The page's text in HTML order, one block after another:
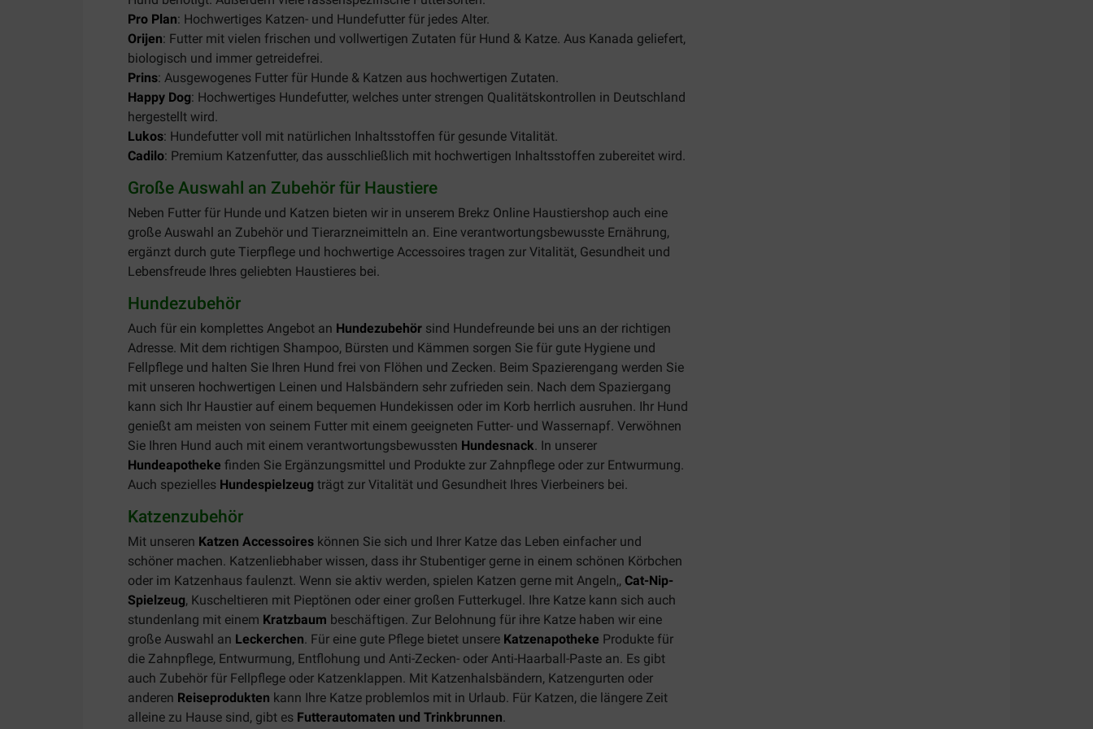
Pro Plan: Hochwertiges Katzen- und Hundefutter für jedes Alter.
Orijen: Futter mit vielen frischen und vollwertigen Zutaten für Hund & Katze. Aus Kanada geliefert,
biologisch und immer getreidefrei.
Prins: Ausgewogenes Futter für Hunde & Katzen aus hochwertigen Zutaten.
Happy Dog: Hochwertiges Hundefutter, welches unter strengen Qualitätskontrollen in Deutschland
hergestellt wird.
Lukos: Hundefutter voll mit natürlichen Inhaltsstoffen für gesunde Vitalität.
Cadilo: Premium Katzenfutter, das ausschließlich mit hochwertigen Inhaltsstoffen zubereitet wird.
Große Auswahl an Zubehör für Haustiere
Neben Futter für Hunde und Katzen bieten wir in unserem Brekz Online Haustiershop auch eine
große Auswahl an Zubehör und Tierarzneimitteln an. Eine verantwortungsbewusste Ernährung,
ergänzt durch gute Tierpflege und hochwertige Accessoires tragen zur Vitalität, Gesundheit und
Lebensfreude Ihres geliebten Haustieres bei.
Hundezubehör
Auch für ein komplettes Angebot an Hundezubehör sind Hundefreunde bei uns an der richtigen
Adresse. Mit dem richtigen Shampoo, Bürsten und Kämmen sorgen Sie für gute Hygiene und
Fellpflege und halten Sie Ihren Hund frei von Flöhen und Zecken. Beim Spazierengang werden Sie
mit unseren hochwertigen Leinen und Halsbändern sehr zufrieden sein. Nach dem Spaziergang
kann sich Ihr Haustier auf einem bequemen Hundekissen oder im Korb herrlich ausruhen. Ihr Hund
genießt am meisten von seinem Futter mit einem geeigneten Futter- und Wassernapf. Verwöhnen
Sie Ihren Hund auch mit einem verantwortungsbewussten Hundesnack. In unserer
Hundeapotheke finden Sie Ergänzungsmittel und Produkte zur Zahnpflege oder zur Entwurmung.
Auch spezielles Hundespielzeug trägt zur Vitalität und Gesundheit Ihres Vierbeiners bei.
Katzenzubehör
Mit unseren Katzen Accessoires können Sie sich und Ihrer Katze das Leben einfacher und
schöner machen. Katzenliebhaber wissen, dass ihr Stubentiger gerne in einem schönen Körbchen
oder im Katzenhaus faulenzt. Wenn sie aktiv werden, spielen Katzen gerne mit Angeln,, Cat-Nip-
Spielzeug, Kuscheltieren mit Pieptönen oder einer großen Futterkugel. Ihre Katze kann sich auch
stundenlang mit einem Kratzbaum beschäftigen. Zur Belohnung für ihre Katze haben wir eine
große Auswahl an Leckerchen. Für eine gute Pflege bietet unsere Katzenapotheke Produkte für
die Zahnpflege, Entwurmung, Entflohung und Anti-Zecken- oder Anti-Haarball-Paste an. Es gibt
auch Zubehör für Fellpflege oder Katzenklappen. Mit Katzenhalsbändern, Katzengurten oder
anderen Reiseprodukten kann Ihre Katze problemlos mit in Urlaub. Für Katzen, die längere Zeit
alleine zu Hause sind, gibt es Futterautomaten und Trinkbrunnen.